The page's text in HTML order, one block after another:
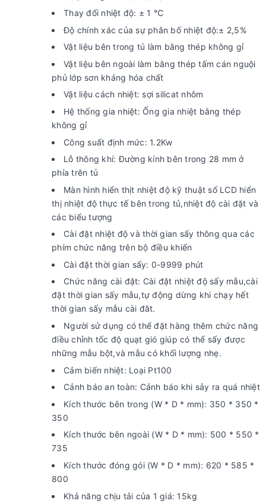
Thay đổi nhiệt độ: ± 1 ℃
Độ chính xác của sự phân bố nhiệt độ:± 2,5%
Vật liệu bên trong tủ làm bằng thép không gỉ
Vật liệu bên ngoài làm bằng thép tấm cán nguội
phủ lớp sơn kháng hóa chất
Vật liệu cách nhiệt: sợi silicat nhôm
Hệ thống gia nhiệt: Ống gia nhiệt bằng thép
không gỉ
Công suất định mức: 1.2Kw
Lỗ thông khí: Đường kính bên trong 28 mm ở
phía trên tủ
Màn hình hiển thịt nhiệt độ kỹ thuật số LCD hiển
thị nhiệt độ thực tế bên trong tủ,nhiệt độ cài đặt và
các biểu tượng
Cài đặt nhiệt độ và thời gian sấy thông qua các
phím chức năng trên bộ điều khiển
Cài đặt thời gian sấy: 0-9999 phút
Chức năng cài đặt: Cài đặt nhiệt độ sấy mẫu,cài
đặt thời gian sấy mẫu,tự động dừng khi chạy hết
thời gian sấy mẫu cài đăt.
Người sử dụng có thể đặt hàng thêm chức năng
điều chỉnh tốc độ quạt gió giúp có thể sấy được
những mẫu bột,và mẫu có khối lượng nhẹ.
Cảm biến nhiệt: Loại Pt100
Cảnh báo an toàn: Cảnh báo khi sảy ra quá nhiệt
Kích thước bên trong (W * D * mm): 350 * 350 *
350
Kích thước bên ngoài (W * D * mm): 500 * 550 *
735
Kích thước đóng gói (W * D * mm): 620 * 585 *
800
Khả năng chịu tải của 1 giá: 15kg